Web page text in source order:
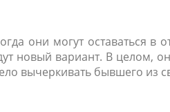
они могут оставаться
новый вариант. В целом,
вычеркивать бывшего из